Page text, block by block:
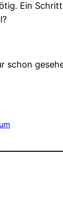
Ein
schon